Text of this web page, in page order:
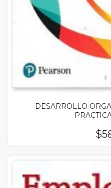
DESARROLLO
$